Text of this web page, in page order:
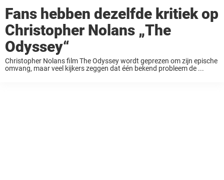
Fans hebben dezelfde kritiek op
Christopher Nolans „The
Odyssey“
Christopher Nolans film The Odyssey wordt geprezen om zijn epische
omvang, maar veel kijkers zeggen dat één bekend probleem de ...